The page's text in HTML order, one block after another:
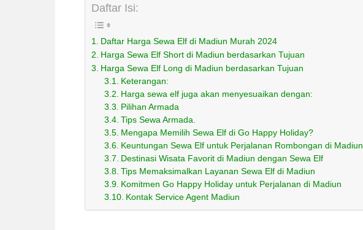
Daftar Isi:
Daftar Harga Sewa Elf di Madiun Murah 2024
Harga Sewa Elf Short di Madiun berdasarkan Tujuan
Harga Sewa Elf Long di Madiun berdasarkan Tujuan
Keterangan:
Harga sewa elf juga akan menyesuaikan dengan:
Pilihan Armada
Tips Sewa Armada.
Mengapa Memilih Sewa Elf di Go Happy Holiday?
Keuntungan Sewa Elf untuk Perjalanan Rombongan di Madiun
Destinasi Wisata Favorit di Madiun dengan Sewa Elf
Tips Memaksimalkan Layanan Sewa Elf di Madiun
Komitmen Go Happy Holiday untuk Perjalanan di Madiun
Kontak Service Agent Madiun